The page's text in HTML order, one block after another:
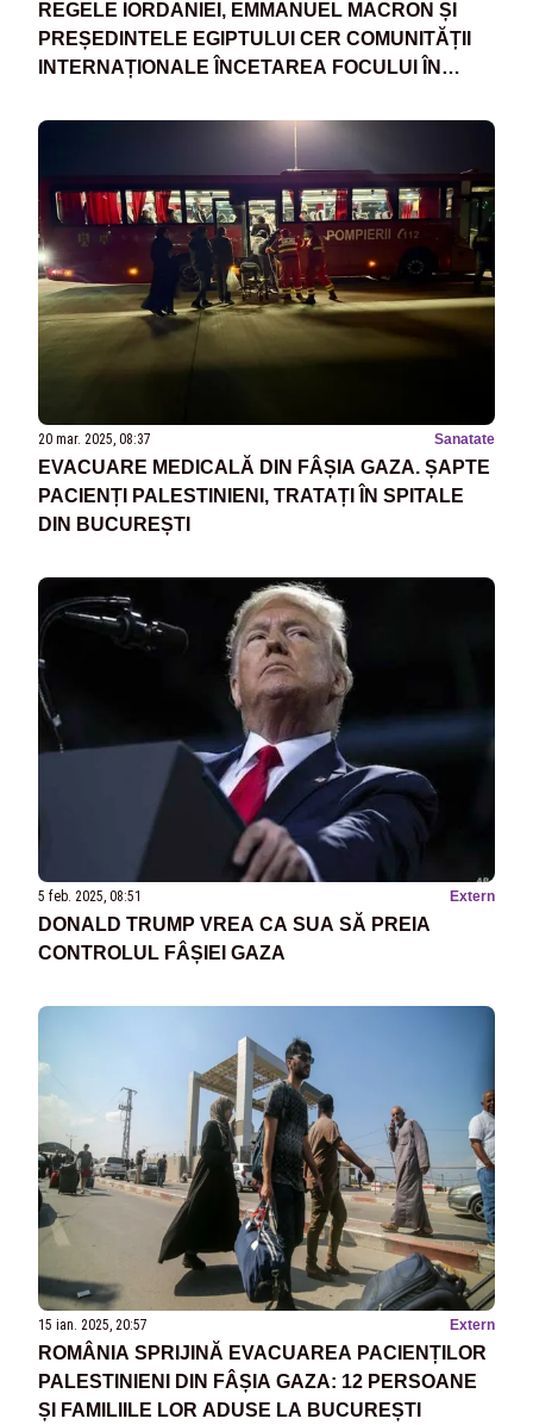
REGELE IORDANIEI, EMMANUEL MACRON ȘI
PREȘEDINTELE EGIPTULUI CER COMUNITĂȚII
INTERNAȚIONALE ÎNCETAREA FOCULUI ÎN
20 mar. 2025, 08:37 Sanatate
EVACUARE MEDICALĂ DIN FÂȘIA GAZA. ȘAPTE
PACIENȚI PALESTINIENI, TRATAȚI ÎN SPITALE
DIN BUCUREȘTI
5 feb. 2025, 08:51 Extern
DONALD TRUMP VREA CA SUA SĂ PREIA
CONTROLUL FÂȘIEI GAZA
15 ian. 2025, 20:57 Extern
ROMÂNIA SPRIJINĂ EVACUAREA PACIENȚILOR
PALESTINIENI DIN FÂȘIA GAZA: 12 PERSOANE
ȘI FAMILIILE LOR ADUSE LA BUCUREȘTI